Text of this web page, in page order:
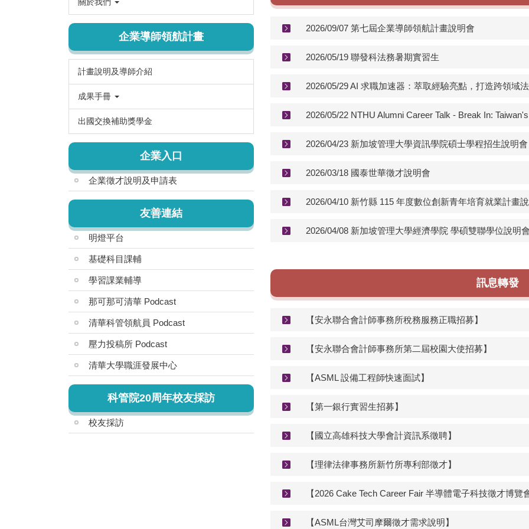
企業導師領航計畫
計畫說明及導師介紹
成果手冊
出國交換補助獎學金
企業入口
企業徵才說明及申請表
友善連結
明燈平台
基礎科目課輔
學習課業輔導
那可那可清華 Podcast
清華科管領航員 Podcast
壓力投稿所 Podcast
清華大學職涯發展中心
科管院20周年校友採訪
校友採訪
2026/09/07 第七屆企業導師領航計畫說明會
2026/05/19 聯發科法務暑期實習生
2026/05/29 AI 求職加速器：萃取經驗亮點，打造跨領域
2026/05/22 NTHU Alumni Career Talk - Break In:
2026/04/23 新加坡管理大學資訊學院碩士學程招生說明會
2026/03/18 國泰世華徵才說明會
2026/04/10 新竹縣 115 年度數位創新青年培育就業計畫
2026/04/08 新加坡管理大學經濟學院 學碩雙聯學位說明
訊息轉發
【安永聯合會計師事務所稅務服務正職招募】
【安永聯合會計師事務所第二屆校園大使招募】
【ASML 設備工程師快速面試】
【第一銀行實習生招募】
【國立高雄科技大學會計資訊系徵聘】
【理律法律事務所新竹所專利部徵才】
【2026 Cake Tech Career Fair 半導體電子科技徵才博覽
【ASML台灣艾司摩爾徵才需求說明】